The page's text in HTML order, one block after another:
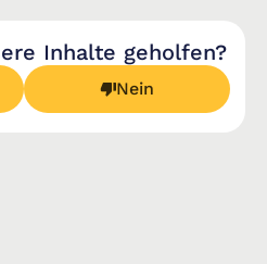
Inhalte geholfen?
Nein